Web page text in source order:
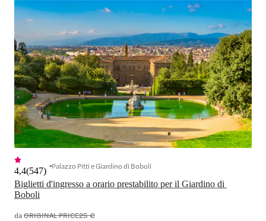
Biglietti d'ingresso a orario prestabilito per il Giardino di
Boboli
4,4(547) Palazzo Pitti e Giardino di Boboli
daORIGINAL PRICE25 €